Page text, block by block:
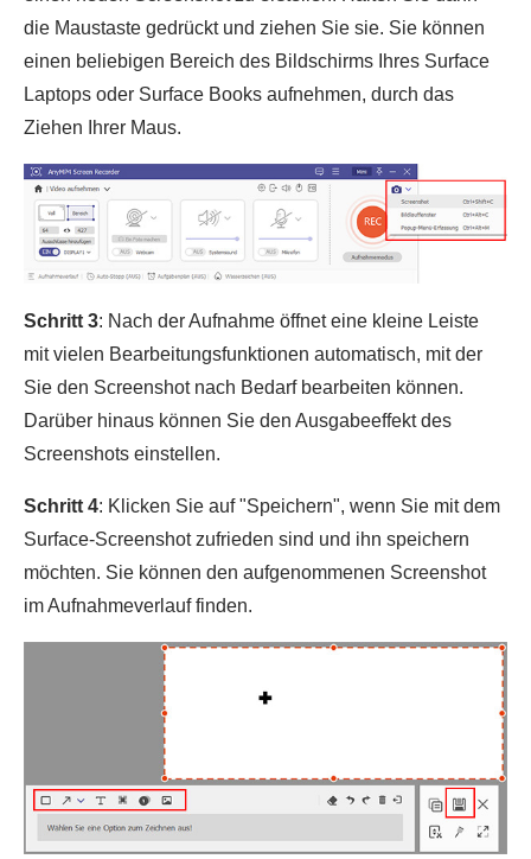
die Maustaste gedrückt und ziehen Sie sie. Sie können
einen beliebigen Bereich des Bildschirms Ihres Surface
Laptops oder Surface Books aufnehmen, durch das
Ziehen Ihrer Maus.
Schritt 3: Nach der Aufnahme öffnet eine kleine Leiste
mit vielen Bearbeitungsfunktionen automatisch, mit der
Sie den Screenshot nach Bedarf bearbeiten können.
Darüber hinaus können Sie den Ausgabeeffekt des
Screenshots einstellen.
Schritt 4: Klicken Sie auf "Speichern", wenn Sie mit dem
Surface-Screenshot zufrieden sind und ihn speichern
möchten. Sie können den aufgenommenen Screenshot
im Aufnahmeverlauf finden.